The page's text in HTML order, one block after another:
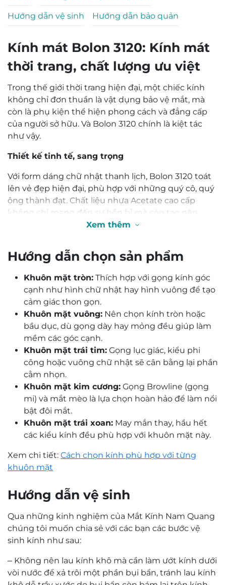
Hướng dẫn vệ sinh Hướng dẫn bảo quản
Kính mát Bolon 3120: Kính mát
thời trang, chất lượng ưu việt
Trong thế giới thời trang hiện đại, một chiếc kính
không chỉ đơn thuần là vật dụng bảo vệ mắt, mà
còn là phụ kiện thể hiện phong cách và đẳng cấp
của người sở hữu. Và Bolon 3120 chính là kiệt tác
như vậy.
Thiết kế tinh tế, sang trọng
Với form dáng chữ nhật thanh lịch, Bolon 3120 toát
lên vẻ đẹp hiện đại, phù hợp với những quý cô, quý
ông thành đạt. Chất liệu nhựa Acetate cao cấp
không chỉ mang đến sự bền bỉ mà còn tạo nên
những đường nét tinh xảo, mềm mại. Màu đen
trọng của sản phẩm.
Một trong những điểm nổi bật của Bolon 3120
chính là đệm mũi cố định. Chi tiết nhỏ này không
chỉ mang đến sự vừa vặn hoàn hảo mà còn đảm
bảo sự thoải mái tối đa khi đeo, kể cả khi bạn phải
làm việc tập trung trong thời gian dài.
Bolon 3120 – Đẳng cấp được khẳng định
Với mức giá 3.780.000 VNĐ, Bolon 3120 không chỉ là
một sản phẩm thời trang mà còn là một khoản đầu
tư thông minh. Việc sở hữu một chiếc kính Bolon
3120 đồng nghĩa với việc bạn đang sở hữu một biểu
tượng của sự đẳng cấp và tinh tế.
Thiết kế độc đáo: Khẳng định cá tính riêng biệt
Đệm mũi cố định: Đảm bảo sự thoải mái
Thương hiệu uy tín: Bolon – biểu tượng của thời
trang mắt kính cao cấp
Giá trị đầu tư: Tăng thêm vẻ đẹp và đẳng cấp
cho người sở hữu
Hãy để Bolon 3120 đồng hành cùng bạn, giúp bạn
tỏa sáng và tự tin hơn trong mọi hoàn cảnh. Đến
Xem thêm
Hướng dẫn chọn sản phẩm
Khuôn mặt tròn: Thích hợp với gọng kính góc
cạnh như hình chữ nhật hay hình vuông để tạo
cảm giác thon gọn.
Khuôn mặt vuông: Nên chọn kính tròn hoặc
bầu dục, dù gọng dày hay mỏng đều giúp làm
mềm các góc cạnh.
Khuôn mặt trái tim: Gọng lục giác, kiểu phi
công hoặc vuông chữ nhật sẽ cân bằng lại phần
cằm nhọn.
Khuôn mặt kim cương: Gọng Browline (gọng
mi) và mắt mèo là lựa chọn hoàn hảo để làm nổi
bật đôi mắt.
Khuôn mặt trái xoan: May mắn thay, hầu hết
các kiểu kính đều phù hợp với khuôn mặt này.
Xem chi tiết: Cách chọn kính phù hợp với từng
khuôn mặt
Hướng dẫn vệ sinh
Qua những kinh nghiệm của Mắt Kính Nam Quang
chúng tôi muốn chia sẻ với các bạn các bước vệ
sinh kính như sau:
– Không nên lau kính khô mà cần làm ướt kính dưới
vòi nước để xả trôi một phần bụi bẩn, tránh lau kính